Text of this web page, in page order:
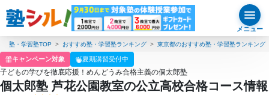
メニュー
塾・学習塾TOP おすすめ塾・学習塾ランキング 東京都のおすすめ塾・学習塾ランキング
キャンペーン対象 夏期講習受付中
子どもの学びを徹底応援！めんどうみ合格主義の個太郎塾
個太郎塾 芦花公園教室の公立高校合格コース情報